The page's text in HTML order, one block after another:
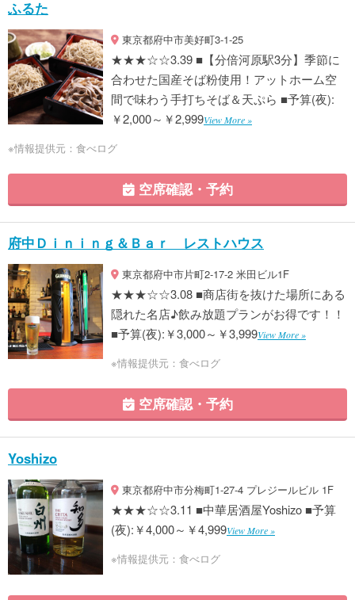
ふるた
東京都府中市美好町3-1-25
★★★☆☆3.39 ■【分倍河原駅3分】季節に
合わせた国産そば粉使用！アットホーム空
間で味わう手打ちそば＆天ぷら ■予算(夜):
￥2,000～￥2,999View More »
※情報提供元：食べログ
空席確認・予約
府中Ｄｉｎｉｎｇ＆Ｂａｒ レストハウス
東京都府中市片町2-17-2 米田ビル1F
★★★☆☆3.08 ■商店街を抜けた場所にある
隠れた名店♪飲み放題プランがお得です！！
■予算(夜):￥3,000～￥3,999View More »
※情報提供元：食べログ
空席確認・予約
Yoshizo
東京都府中市分梅町1-27-4 プレジールビル 1F
★★★☆☆3.11 ■中華居酒屋Yoshizo ■予算
(夜):￥4,000～￥4,999View More »
※情報提供元：食べログ